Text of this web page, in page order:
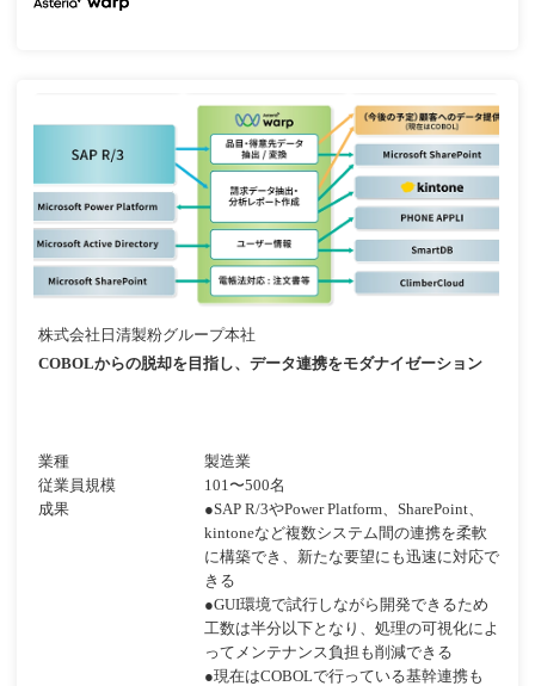
株式会社日清製粉グループ本社
COBOLからの脱却を目指し、データ連携をモダナイゼーション
業種
製造業
従業員規模
101〜500名
成果
●SAP R/3やPower Platform、SharePoint、
kintoneなど複数システム間の連携を柔軟
に構築でき、新たな要望にも迅速に対応で
きる
●GUI環境で試行しながら開発できるため
工数は半分以下となり、処理の可視化によ
ってメンテナンス負担も削減できる
●現在はCOBOLで行っている基幹連携も